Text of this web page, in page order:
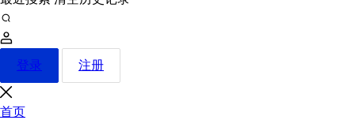
登录 注册
首页